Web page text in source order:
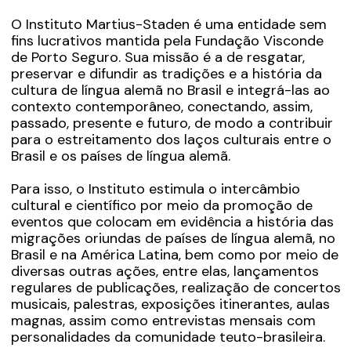
O Instituto Martius-Staden é uma entidade sem
fins lucrativos mantida pela Fundação Visconde
de Porto Seguro. Sua missão é a de resgatar,
preservar e difundir as tradições e a história da
cultura de língua alemã no Brasil e integrá-las ao
contexto contemporâneo, conectando, assim,
passado, presente e futuro, de modo a contribuir
para o estreitamento dos laços culturais entre o
Brasil e os países de língua alemã.
Para isso, o Instituto estimula o intercâmbio
cultural e científico por meio da promoção de
eventos que colocam em evidência a história das
migrações oriundas de países de língua alemã, no
Brasil e na América Latina, bem como por meio de
diversas outras ações, entre elas, lançamentos
regulares de publicações, realização de concertos
musicais, palestras, exposições itinerantes, aulas
magnas, assim como entrevistas mensais com
personalidades da comunidade teuto-brasileira.